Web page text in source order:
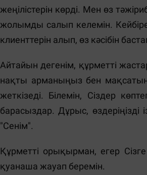
жеңілістерін көрді. Мен өз
жолымды салып келемін.
клиенттерін алып, өз кәсібін
Айтайын дегенім, құрметті
нақты арманыңыз бен
жеткізеді. Білемін, Сіздер
барасыздар. Дұрыс,
"Сенім".
Құрметті орықырман, егер
қуанаша жауап беремін.